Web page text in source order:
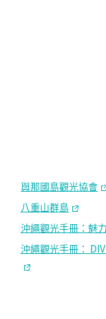
與那國島觀光協會
八重山群島
沖繩觀光手冊：魅
沖繩觀光手冊：